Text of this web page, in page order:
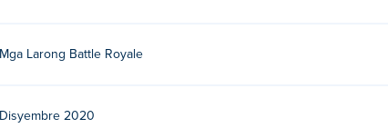
Mga Larong Battle Royale
Disyembre 2020